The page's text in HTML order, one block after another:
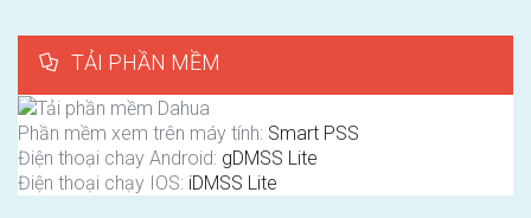
TẢI PHẦN MỀM
Phần mềm xem trên máy tính: Smart PSS
Điện thoại chay Android: gDMSS Lite
Điện thoại chạy IOS: iDMSS Lite